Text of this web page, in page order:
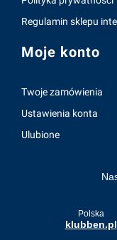
Regulamin sklepu
Moje konto
Twoje zamówienia
Ustawienia konta
Ulubione
Polska
klubben.pl